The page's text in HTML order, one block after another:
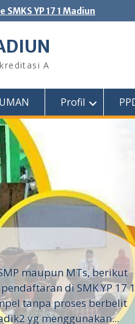
YP 17 1 Madiun
A
Profil
maupun MTs, berikut
di SMK YP 17 1
tanpa proses berbelit
yg menggunakan...